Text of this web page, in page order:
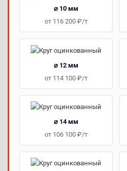
⌀ 10 мм
от 116 200 ₽/т
⌀ 12 мм
от 114 100 ₽/т
⌀ 14 мм
от 106 100 ₽/т